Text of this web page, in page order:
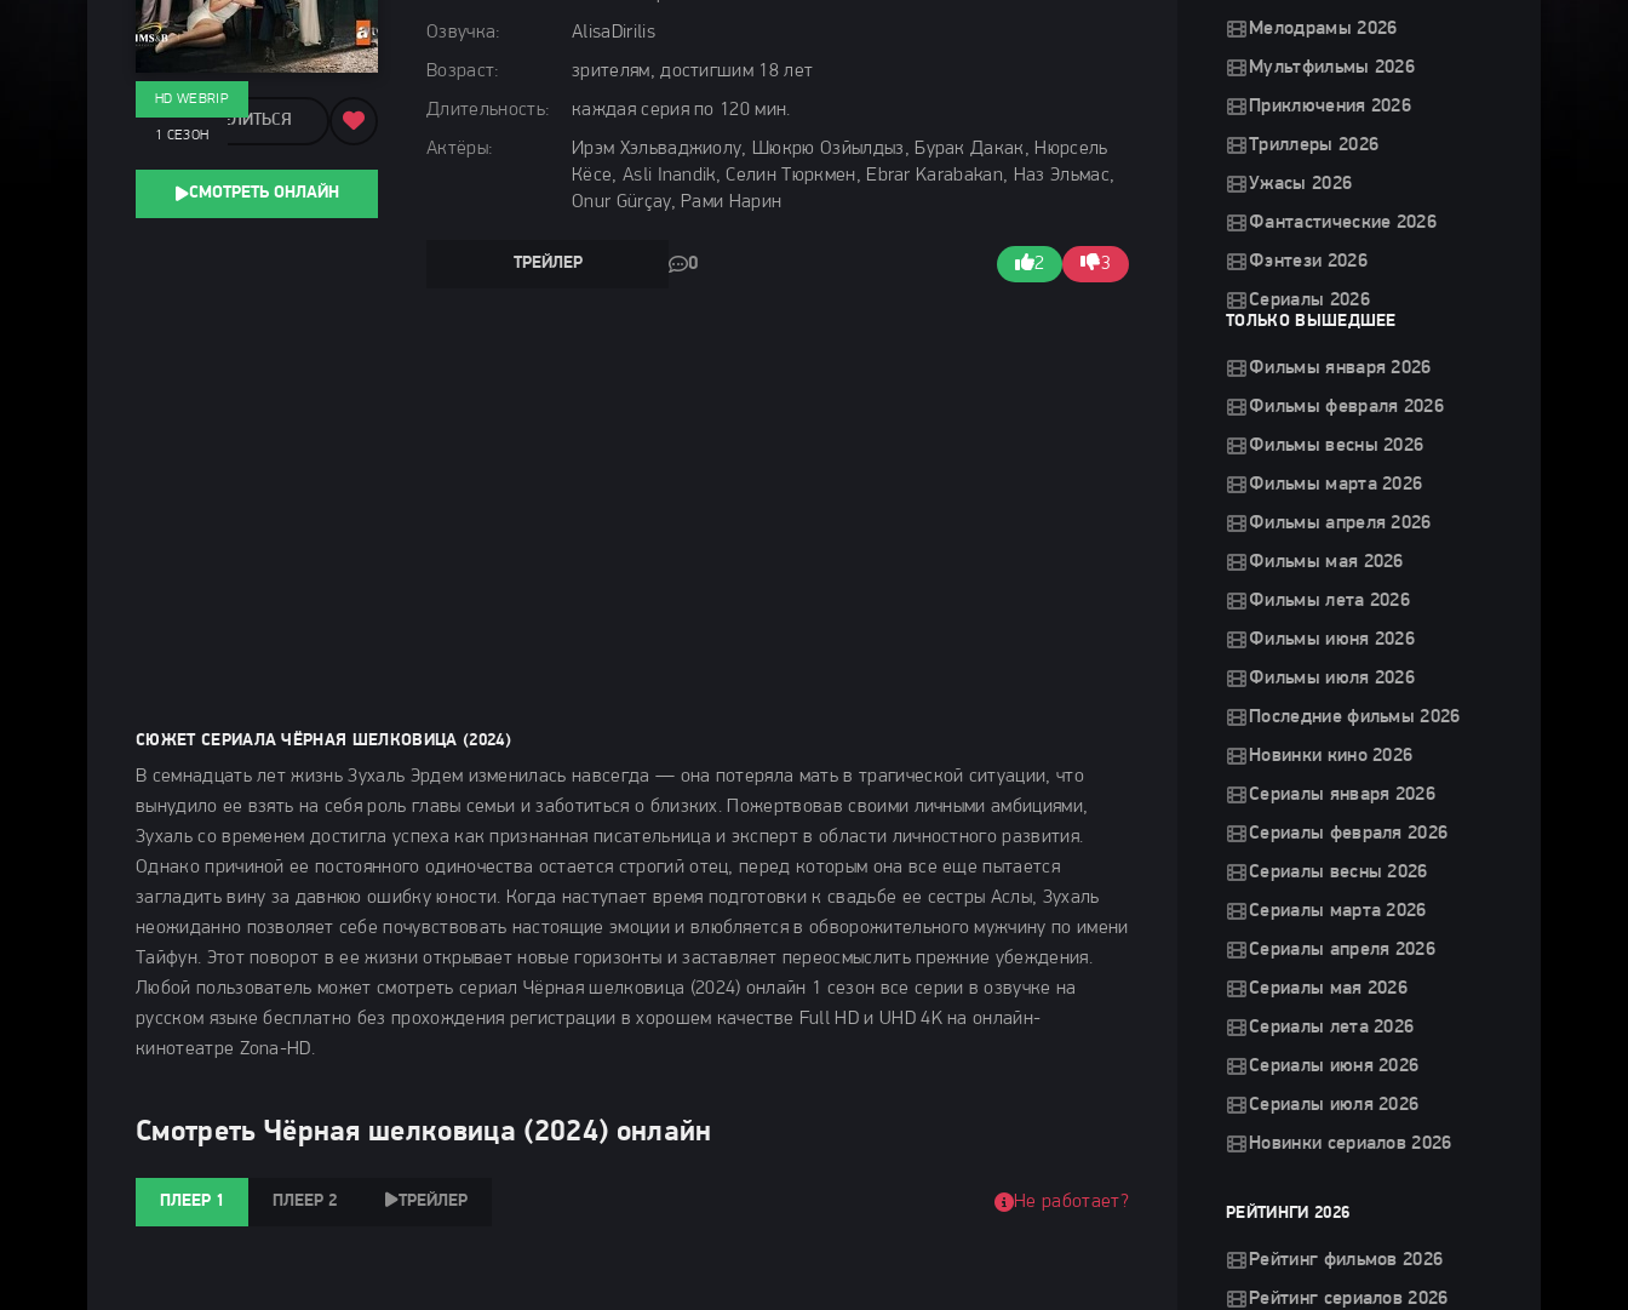
Озвучка:
AlisaDirilis
Возраст:
зрителям, достигшим 18 лет
Длительность:
каждая серия по 120 мин.
Актёры:
Ирэм Хэльваджиолу, Шюкрю Озйылдыз, Бурак Дакак, Нюрсель
Кёсе, Asli Inandik, Селин Тюркмен, Ebrar Karabakan, Наз Эльмас,
Onur Gürçay, Рами Нарин
ТРЕЙЛЕР 0 2 3
HD WEBRIP
1 СЕЗОН
ПОДЕЛИТЬСЯ
СМОТРЕТЬ ОНЛАЙН
СЮЖЕТ СЕРИАЛА ЧЁРНАЯ ШЕЛКОВИЦА (2024)
В семнадцать лет жизнь Зухаль Эрдем изменилась навсегда — она потеряла мать в трагической ситуации, что
вынудило ее взять на себя роль главы семьи и заботиться о близких. Пожертвовав своими личными амбициями,
Зухаль со временем достигла успеха как признанная писательница и эксперт в области личностного развития.
Однако причиной ее постоянного одиночества остается строгий отец, перед которым она все еще пытается
загладить вину за давнюю ошибку юности. Когда наступает время подготовки к свадьбе ее сестры Аслы, Зухаль
неожиданно позволяет себе почувствовать настоящие эмоции и влюбляется в обворожительного мужчину по имени
Тайфун. Этот поворот в ее жизни открывает новые горизонты и заставляет переосмыслить прежние убеждения.
Любой пользователь может смотреть сериал Чёрная шелковица (2024) онлайн 1 сезон все серии в озвучке на
русском языке бесплатно без прохождения регистрации в хорошем качестве Full HD и UHD 4K на онлайн-
кинотеатре Zona-HD.
Смотреть Чёрная шелковица (2024) онлайн
ПЛЕЕР 1 ПЛЕЕР 2 ТРЕЙЛЕР Не работает?
Мелодрамы 2026
Мультфильмы 2026
Приключения 2026
Триллеры 2026
Ужасы 2026
Фантастические 2026
Фэнтези 2026
Сериалы 2026
ТОЛЬКО ВЫШЕДШЕЕ
Фильмы января 2026
Фильмы февраля 2026
Фильмы весны 2026
Фильмы марта 2026
Фильмы апреля 2026
Фильмы мая 2026
Фильмы лета 2026
Фильмы июня 2026
Фильмы июля 2026
Последние фильмы 2026
Новинки кино 2026
Сериалы января 2026
Сериалы февраля 2026
Сериалы весны 2026
Сериалы марта 2026
Сериалы апреля 2026
Сериалы мая 2026
Сериалы лета 2026
Сериалы июня 2026
Сериалы июля 2026
Новинки сериалов 2026
РЕЙТИНГИ 2026
Рейтинг фильмов 2026
Рейтинг сериалов 2026